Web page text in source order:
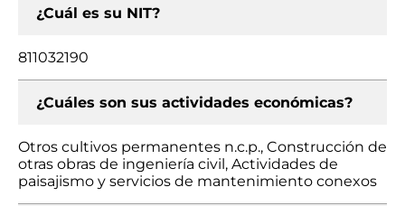
¿Cuál es su NIT?
811032190
¿Cuáles son sus actividades económicas?
Otros cultivos permanentes n.c.p., Construcción de
otras obras de ingeniería civil, Actividades de
paisajismo y servicios de mantenimiento conexos